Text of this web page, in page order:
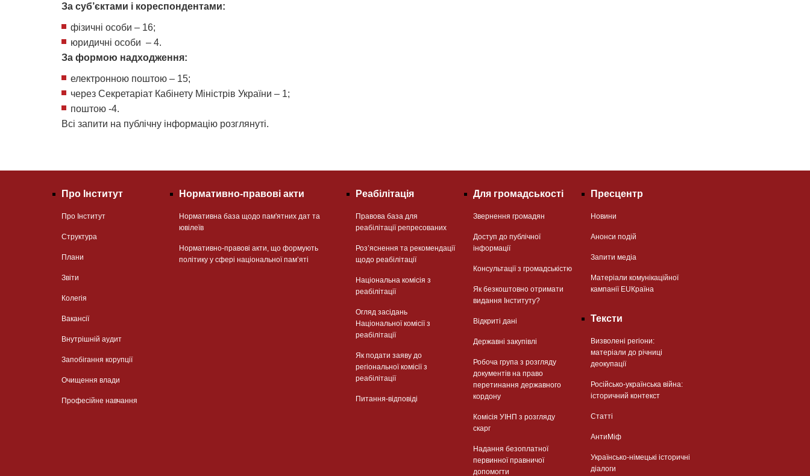
За суб’єктами і кореспондентами:
фізичні особи – 16;
юридичні особи – 4.
За формою надходження:
електронною поштою – 15;
через Секретаріат Кабінету Міністрів України – 1;
поштою -4.
Всі запити на публічну інформацію розглянуті.
Про Інститут
Про Інститут
Структура
Плани
Звіти
Колегія
Вакансії
Внутрішній аудит
Запобігання корупції
Очищення влади
Професійне навчання
Нормативно-правові акти
Нормативна база щодо пам'ятних дат та
ювілеїв
Нормативно-правові акти, що формують
політику у сфері національної памʼяті
Реабілітація
Правова база для
реабілітації репресованих
Розʼяснення та рекомендації
щодо реабілітації
Національна комісія з
реабілітації
Огляд засідань
Національної комісії з
реабілітації
Як подати заяву до
регіональної комісії з
реабілітації
Питання-відповіді
Для громадськості
Звернення громадян
Доступ до публічної
інформації
Консультації з громадськістю
Як безкоштовно отримати
видання Інституту?
Відкриті дані
Державні закупівлі
Робоча група з розгляду
документів на право
перетинання державного
кордону
Комісія УІНП з розгляду
скарг
Надання безоплатної
первинної правничої
допомогти
Пресцентр
Новини
Анонси подій
Запити медіа
Матеріали комунікаційної
кампанії EUКраїна
Тексти
Визволені регіони:
матеріали до річниці
деокупації
Російсько-українська війна:
історичний контекст
Статті
АнтиМіф
Українсько-німецькі історичні
діалоги